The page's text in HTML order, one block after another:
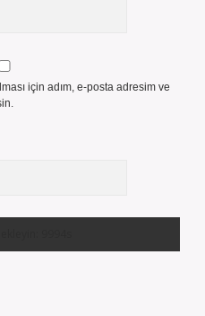
için adım, e-posta adresim ve